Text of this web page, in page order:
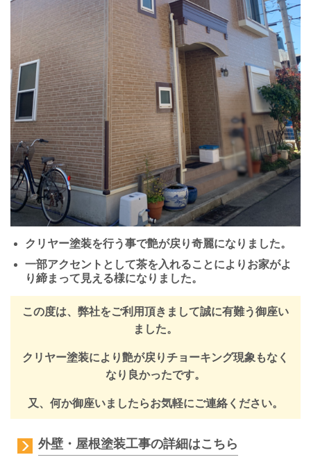
クリヤー塗装を行う事で艶が戻り奇麗になりました。
一部アクセントとして茶を入れることによりお家がよ
り締まって見える様になりました。
この度は、弊社をご利用頂きまして誠に有難う御座い
ました。
クリヤー塗装により艶が戻りチョーキング現象もなく
なり良かったです。
又、何か御座いましたらお気軽にご連絡ください。
外壁・屋根塗装工事の詳細はこちら